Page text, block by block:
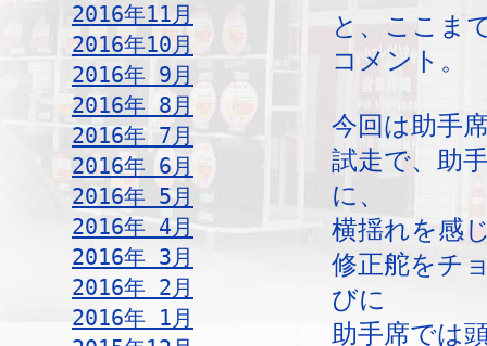
2016年11月
2016年10月
2016年 9月
2016年 8月
2016年 7月
2016年 6月
2016年 5月
2016年 4月
2016年 3月
2016年 2月
2016年 1月
と、ここま
コメント。
今回は助手
試走で、助
に、
横揺れを感
修正舵をチ
びに
助手席では